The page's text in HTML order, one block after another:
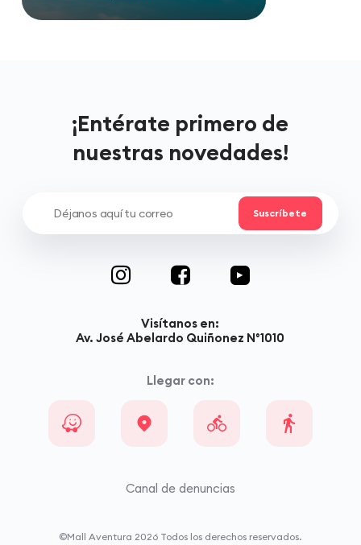
¡Entérate primero de
nuestras novedades!
Visítanos en:
Av. José Abelardo Quiñonez N°1010
Llegar con:
Canal de denuncias
©Mall Aventura 2026 Todos los derechos reservados.